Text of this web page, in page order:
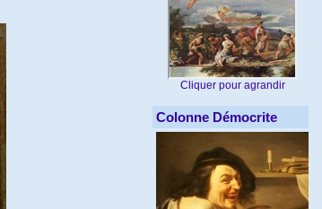
Cliquer pour agrandir
Colonne Démocrite